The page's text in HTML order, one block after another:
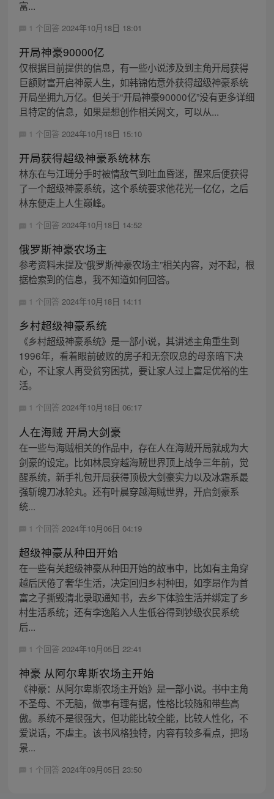
富...
1 个回答 2024年10月18日 18:01
开局神豪90000亿
仅根据目前提供的信息，有一些小说涉及到主角开局获得
巨额财富开启神豪人生，如韩锦佑意外获得超级神豪系统
开局坐拥九万亿。但关于“开局神豪90000亿”没有更多详细
且特定的信息，如果是想创作相关网文，可以从...
1 个回答 2024年10月18日 15:10
开局获得超级神豪系统林东
林东在与江珊分手时被情敌气到吐血昏迷，醒来后便获得
了一个超级神豪系统，这个系统要求他花光一亿亿，之后
林东便走上人生巅峰。
1 个回答 2024年10月18日 14:52
俄罗斯神豪农场主
参考资料未提及“俄罗斯神豪农场主”相关内容，对不起，根
据检索到的信息，我不知道如何回答。
1 个回答 2024年10月18日 14:11
乡村超级神豪系统
《乡村超级神豪系统》是一部小说，其讲述主角重生到
1996年，看着眼前破败的房子和无奈叹息的母亲暗下决
心，不让家人再受贫穷困扰，要让家人过上富足优裕的生
活。
1 个回答 2024年10月18日 06:17
人在海贼 开局大剑豪
在一些与海贼相关的作品中，存在人在海贼开局就成为大
剑豪的设定。比如林晨穿越海贼世界顶上战争三年前，觉
醒系统，新手礼包开局获得顶极大剑豪实力以及冰霜系最
强斩魄刀冰轮丸。还有叶晨穿越海贼世界，开启剑豪系
统...
1 个回答 2024年10月06日 04:19
超级神豪从种田开始
在一些有关超级神豪从种田开始的故事中，比如有主角穿
越后厌倦了奢华生活，决定回归乡村种田，如李昂作为首
富之子撕毁清北录取通知书，去乡下体验生活并绑定了乡
村生活系统；还有李逸陷入人生低谷得到钞级农民系统
后...
1 个回答 2024年10月05日 22:41
神豪 从阿尔卑斯农场主开始
《神豪：从阿尔卑斯农场主开始》是一部小说。书中主角
不圣母、不无脑，做事有理有据，性格比较随和带些高
傲。系统不是很强大，但功能比较全能，比较人性化，不
爱说话，不虐主。该书风格独特，内容有较多看点，把场
景...
1 个回答 2024年09月05日 23:50